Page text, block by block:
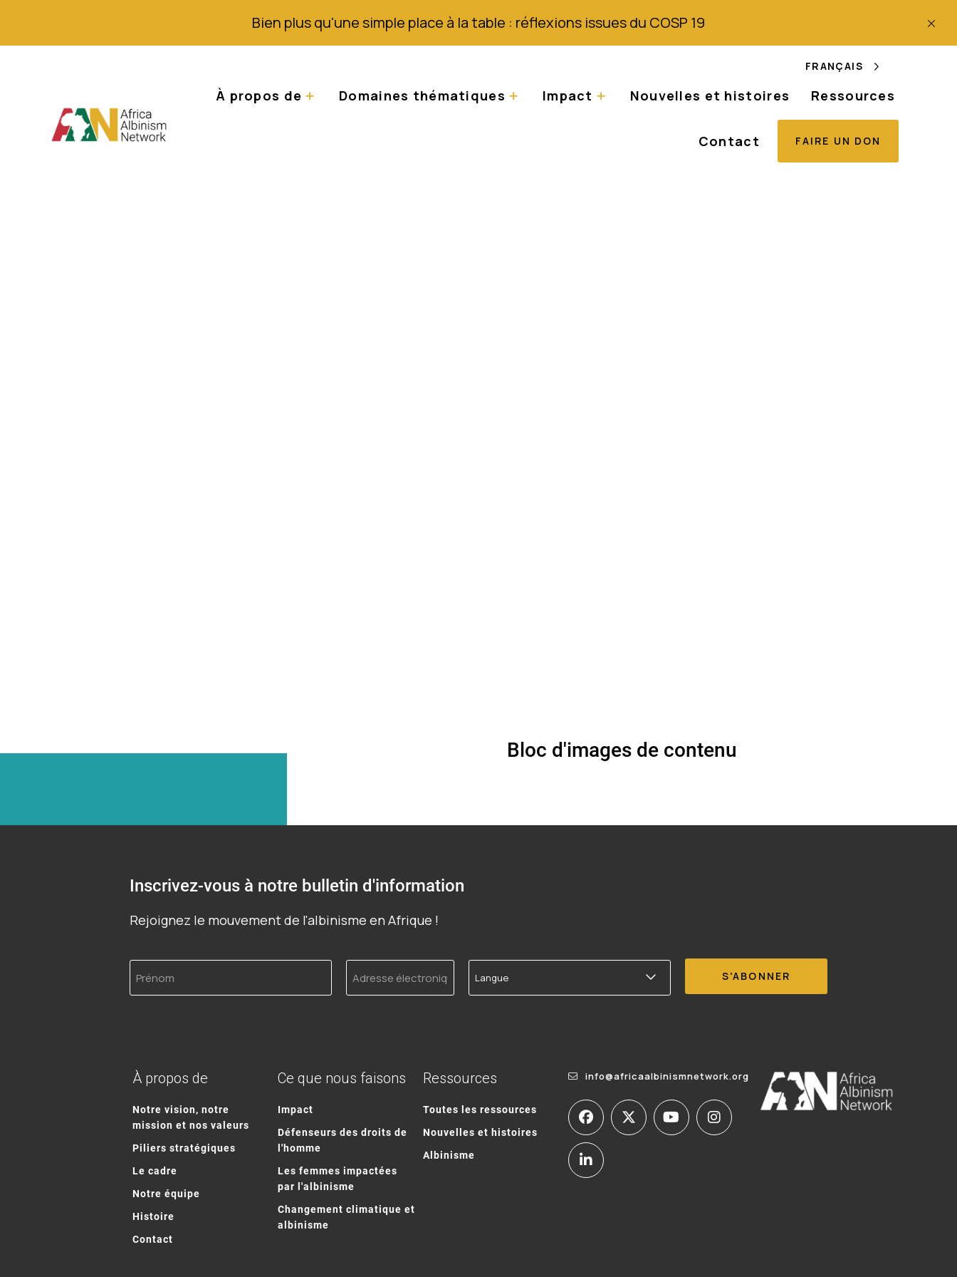
Bien plus qu'une simple place à la table : réflexions issues du COSP 19
FRANÇAIS
À propos de Domaines thématiques Impact Nouvelles et histoires Ressources
Contact FAIRE UN DON
Bloc d'images de contenu
Inscrivez-vous à notre bulletin d'information
Rejoignez le mouvement de l'albinisme en Afrique !
Prénom
Adresse
électronique
Langue
À propos de
Notre vision, notre
mission et nos valeurs
Piliers stratégiques
Le cadre
Notre équipe
Histoire
Contact
Ce que nous faisons
Impact
Défenseurs des droits de
l'homme
Les femmes impactées
par l'albinisme
Changement climatique et
albinisme
Ressources
Toutes les ressources
Nouvelles et histoires
Albinisme
info@africaalbinismnetwork.org